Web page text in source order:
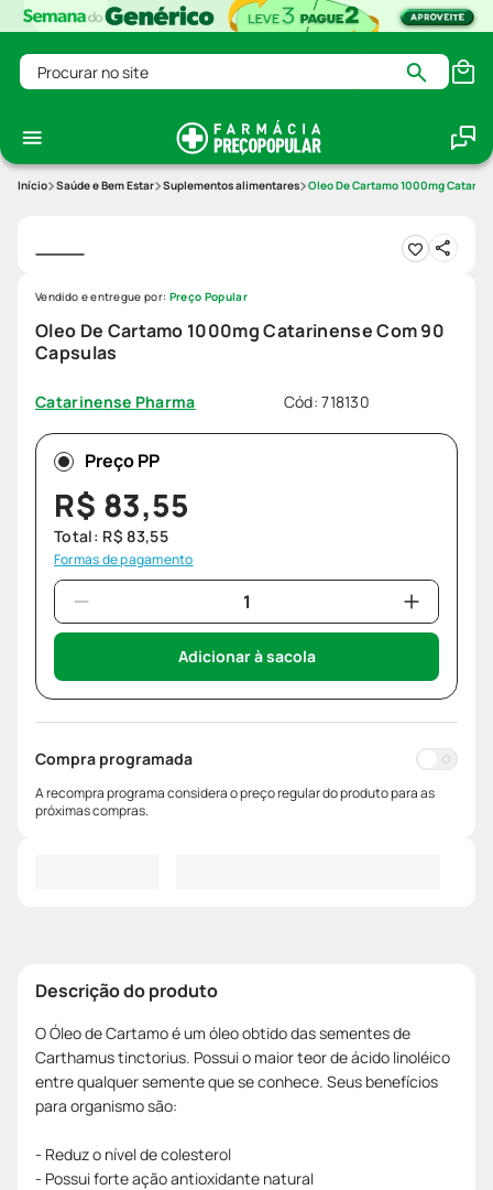
Procurar no site
Saúde e Bem Estar Suplementos alimentares Oleo De Cartamo 1000mg
Oleo De Cartamo 1000mg Catarinense Com 90
Capsulas
Catarinense Pharma Cód:718130
Vendido e entregue por: Preço Popular
Preço PP
R$ 83,55
Total: R$ 83,55
Formas de pagamento
Adicionar à sacola
Compra programada
A recompra programa considera o preço regular do produto para as
próximas compras.
Descrição do produto
O Óleo de Cartamo é um óleo obtido das sementes de
Carthamus tinctorius. Possui o maior teor de ácido linoléico
entre qualquer semente que se conhece. Seus benefícios
para organismo são:
- Reduz o nível de colesterol
- Possui forte ação antioxidante natural